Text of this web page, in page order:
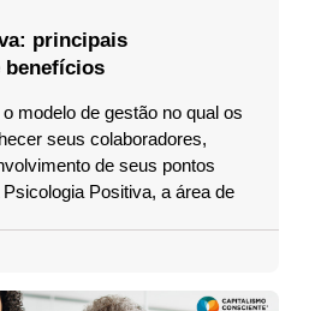
principais
benefícios
modelo de gestão no qual os
seus colaboradores,
de seus pontos
Positiva, a área de